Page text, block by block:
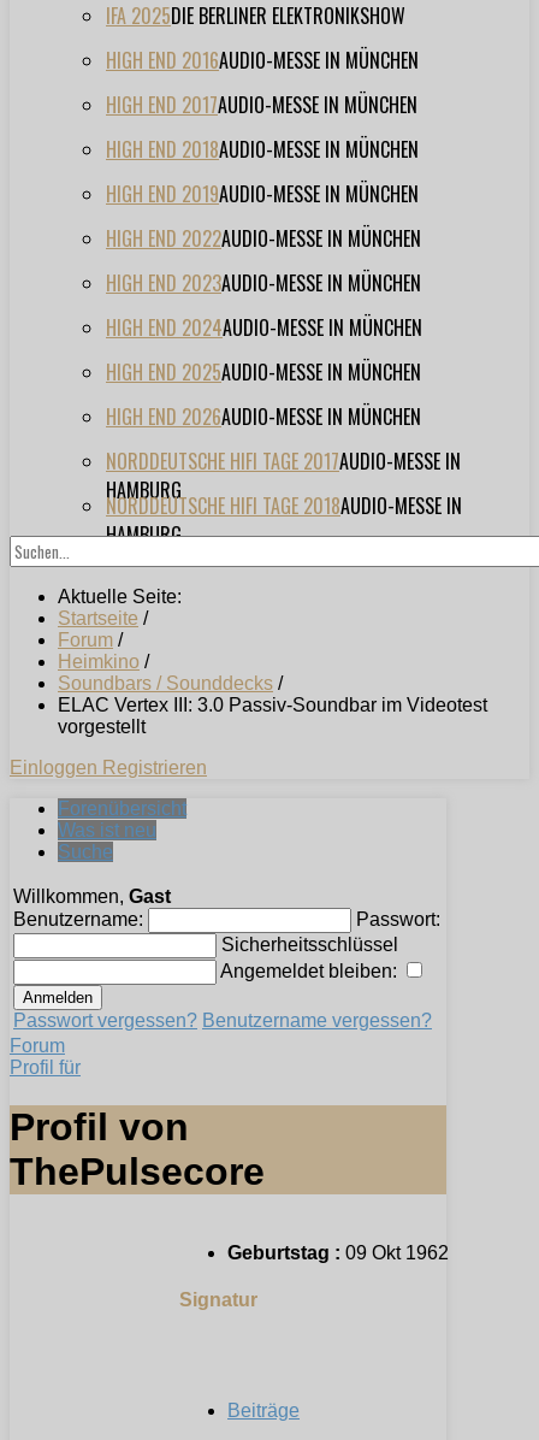
IFA 2025DIE BERLINER ELEKTRONIKSHOW
HIGH END 2016AUDIO-MESSE IN MÜNCHEN
HIGH END 2017AUDIO-MESSE IN MÜNCHEN
HIGH END 2018AUDIO-MESSE IN MÜNCHEN
HIGH END 2019AUDIO-MESSE IN MÜNCHEN
HIGH END 2022AUDIO-MESSE IN MÜNCHEN
HIGH END 2023AUDIO-MESSE IN MÜNCHEN
HIGH END 2024AUDIO-MESSE IN MÜNCHEN
HIGH END 2025AUDIO-MESSE IN MÜNCHEN
HIGH END 2026AUDIO-MESSE IN MÜNCHEN
NORDDEUTSCHE HIFI TAGE 2017AUDIO-MESSE IN
HAMBURG
NORDDEUTSCHE HIFI TAGE 2018AUDIO-MESSE IN
HAMBURG
Aktuelle Seite:
Startseite /
Forum /
Heimkino /
Soundbars / Sounddecks /
ELAC Vertex III: 3.0 Passiv-Soundbar im Videotest
vorgestellt
Einloggen Registrieren
Forenübersicht
Was ist neu
Suche
Willkommen, Gast
Benutzername:
Passwort:
Sicherheitsschlüssel
Angemeldet bleiben:
Passwort vergessen? Benutzername vergessen?
Forum
Profil für
Profil von
ThePulsecore
Geburtstag : 09 Okt 1962
Signatur
Beiträge